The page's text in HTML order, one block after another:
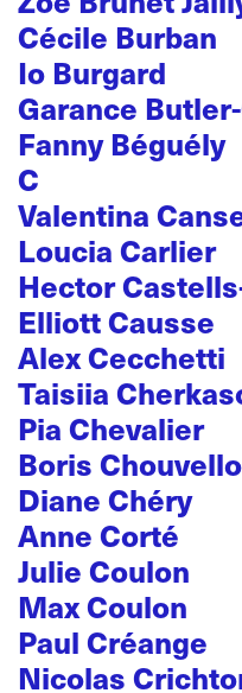
Cécile Burban
Io Burgard
Garance
Fanny Béguély
C
Valentina
Loucia Carlier
Hector
Elliott Causse
Alex Cecchetti
Taisiia
Pia Chevalier
Boris
Diane Chéry
Anne Corté
Julie Coulon
Max Coulon
Paul Créange
Nicolas